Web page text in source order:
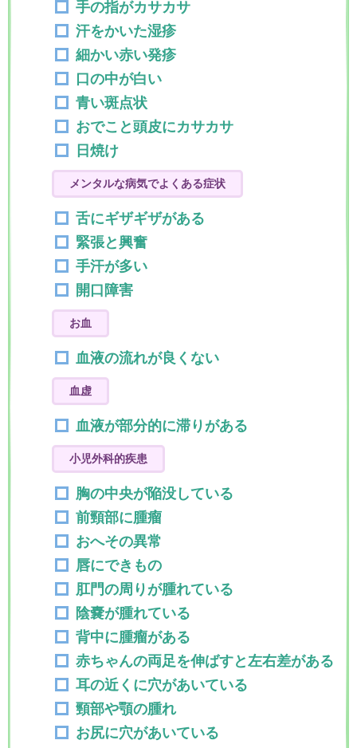
手の指がカサカサ
汗をかいた湿疹
細かい赤い発疹
口の中が白い
青い斑点状
おでこと頭皮にカサカサ
日焼け
メンタルな病気でよくある症状
舌にギザギザがある
緊張と興奮
手汗が多い
開口障害
お血
血液の流れが良くない
血虚
血液が部分的に滞りがある
小児外科的疾患
胸の中央が陥没している
前頸部に腫瘤
おへその異常
唇にできもの
肛門の周りが腫れている
陰嚢が腫れている
背中に腫瘤がある
赤ちゃんの両足を伸ばすと左右差がある
耳の近くに穴があいている
頸部や顎の腫れ
お尻に穴があいている